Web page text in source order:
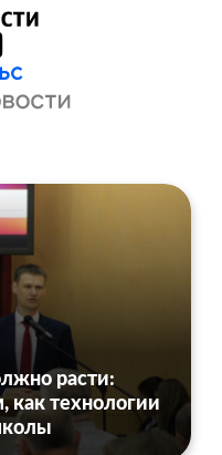
расти:
как технологии